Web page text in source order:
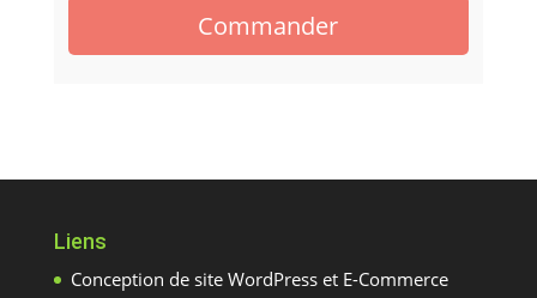
Commander
Liens
Conception de site WordPress et E-Commerce